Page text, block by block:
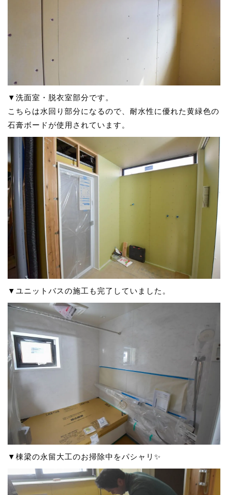
▼洗面室・脱衣室部分です。
こちらは水回り部分になるので、耐水性に優れた黄緑色の
石膏ボードが使用されています。
▼ユニットバスの施工も完了していました。
▼棟梁の永留大工のお掃除中をパシャリ✨